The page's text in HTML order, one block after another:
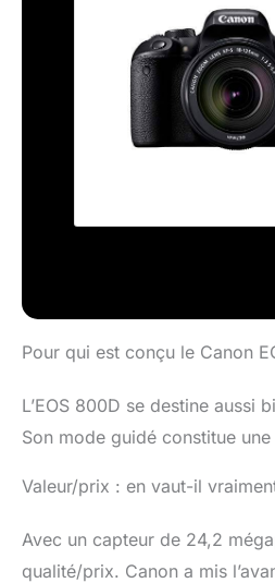
Pour qui est conçu le Canon
L’EOS 800D se destine aussi
Son mode guidé constitue
Valeur/prix : en vaut-il
Avec un capteur de 24,2
qualité/prix. Canon a mis